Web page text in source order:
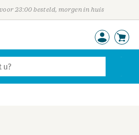
23:00 besteld, morgen in huis